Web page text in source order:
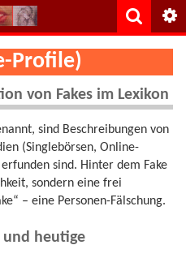
Profile)
von Fakes im Lexikon
sind Beschreibungen von
(Singlebörsen, Online-
sind. Hinter dem Fake
sondern eine frei
– eine Personen-Fälschung.
und heutige